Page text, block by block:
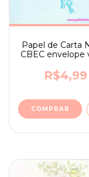
Papel de Carta
CBEC envelope
R$4,99